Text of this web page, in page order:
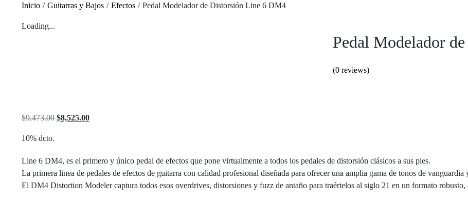
Inicio / Guitarras y Bajos / Efectos / Pedal Modelador de Distorsión Line 6 DM4
Loading...
Pedal Modelador
(0reviews)
$9,473.00 Original
$8,525.00Current
10% dcto.
Line 6 DM4, es el primero y único pedal de efectos que pone virtualmente a todos los pedales de distorsión clásicos a sus pies.
La primera linea de pedales de efectos de guitarra con calidad profesional diseñada para ofrecer una amplia gama de tonos de
El DM4 Distortion Modeler captura todos esos overdrives, distorsiones y fuzz de antaño para traértelos al siglo 21 en un formato